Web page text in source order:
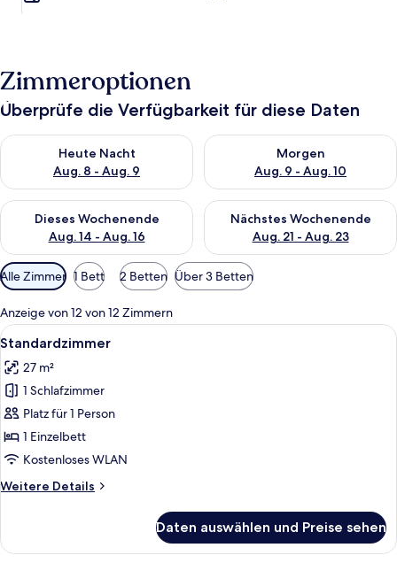
Zimmeroptionen
Überprüfe die Verfügbarkeit für diese Daten
Heute Nacht
Aug. 8 - Aug. 9
Überprüfe die Verfügbarkeit für heute Nacht, Aug. 8 - Aug. 9.
Morgen
Aug. 9 - Aug. 10
Überprüfe die Verfügbarkeit
Dieses Wochenende
Aug. 14 - Aug. 16
Überprüfe die Verfügbarkeit für dieses Wochenende, Aug. 14
Nächstes Wochenende
Aug. 21 - Aug. 23
Überprüfe die Verfügbarkeit
Verfügbare
Filter
für
Zimmer
Alle Zimmer 1 Bett 2 Betten Über 3 Betten
Anzeige von 12 von 12 Zimmern
Alle
Fotos
für
Standardzimmer
anzeigen
Ein Hotelzimmer mit einem großen
5
Standardzimmer
27 m²
1 Schlafzimmer
Platz für 1 Person
1 Einzelbett
Kostenloses WLAN
Weitere Details
Weitere
Daten auswählen und Preise sehen